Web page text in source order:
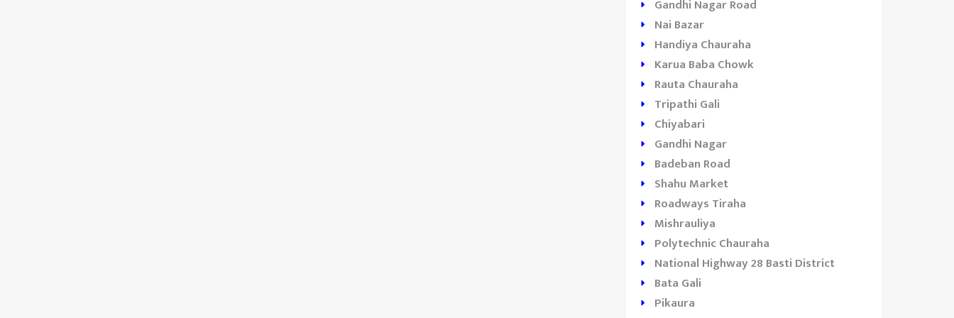
Gandhi Nagar Road
Nai Bazar
Handiya Chauraha
Karua Baba Chowk
Rauta Chauraha
Tripathi Gali
Chiyabari
Gandhi Nagar
Badeban Road
Shahu Market
Roadways Tiraha
Mishrauliya
Polytechnic Chauraha
National Highway 28 Basti District
Bata Gali
Pikaura